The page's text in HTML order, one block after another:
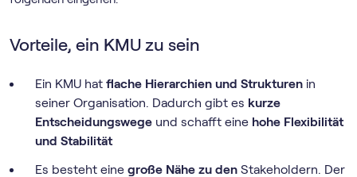
Vorteile, ein KMU zu sein
Ein KMU hat flache Hierarchien und Strukturen in
seiner Organisation. Dadurch gibt es kurze
Entscheidungswege und schafft eine hohe Flexibilität
und Stabilität
Es besteht eine große Nähe zu den Stakeholdern. Der